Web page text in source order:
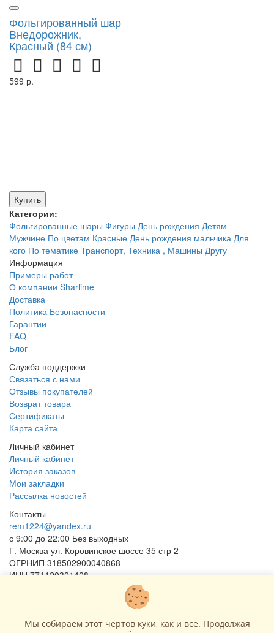
Фольгированный шар
Внедорожник,
Красный (84 см)
599 р.
Купить
Категории:
Фольгированные шары Фигуры День рождения Детям
Мужчине По цветам Красные День рождения мальчика Для
кого По тематике Транспорт, Техника , Машины Другу
Информация
Примеры работ
О компании Sharlime
Доставка
Политика Безопасности
Гарантии
FAQ
Блог
Служба поддержки
Связаться с нами
Отзывы покупателей
Возврат товара
Сертификаты
Карта сайта
Личный кабинет
Личный кабинет
История заказов
Мои закладки
Рассылка новостей
Контакты
rem1224@yandex.ru
с 9:00 до 22:00 Без выходных
Г. Москва ул. Коровинское шоссе 35 стр 2
ОГРНИП 318502900040868
ИНН 771120321428
(с) 2015 - 2026 “SharLime”, копирование контента запрещено и
преследуется законом!
Мы собираем этот чертов куки, как и все. Продолжая